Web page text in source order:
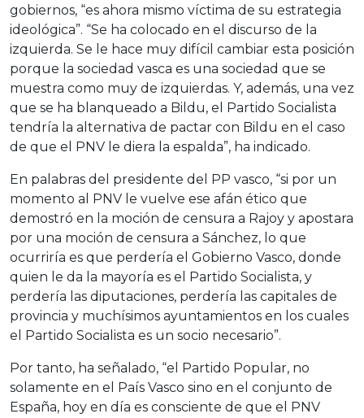
gobiernos, “es ahora mismo víctima de su estrategia
ideológica”. “Se ha colocado en el discurso de la
izquierda. Se le hace muy difícil cambiar esta posición
porque la sociedad vasca es una sociedad que se
muestra como muy de izquierdas. Y, además, una vez
que se ha blanqueado a Bildu, el Partido Socialista
tendría la alternativa de pactar con Bildu en el caso
de que el PNV le diera la espalda”, ha indicado.
En palabras del presidente del PP vasco, “si por un
momento al PNV le vuelve ese afán ético que
demostró en la moción de censura a Rajoy y apostara
por una moción de censura a Sánchez, lo que
ocurriría es que perdería el Gobierno Vasco, donde
quien le da la mayoría es el Partido Socialista, y
perdería las diputaciones, perdería las capitales de
provincia y muchísimos ayuntamientos en los cuales
el Partido Socialista es un socio necesario”.
Por tanto, ha señalado, “el Partido Popular, no
solamente en el País Vasco sino en el conjunto de
España, hoy en día es consciente de que el PNV